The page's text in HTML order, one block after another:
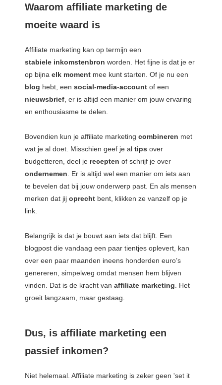
Waarom affiliate marketing de
moeite waard is
Affiliate marketing kan op termijn een
stabiele inkomstenbron worden. Het fijne is dat je er
op bijna elk moment mee kunt starten. Of je nu een
blog hebt, een social-media-account of een
nieuwsbrief , er is altijd een manier om jouw ervaring
en enthousiasme te delen.
Bovendien kun je affiliate marketing combineren met
wat je al doet. Misschien geef je al tips over
budgetteren, deel je recepten of schrijf je over
ondernemen . Er is altijd wel een manier om iets aan
te bevelen dat bij jouw onderwerp past. En als mensen
merken dat jij oprecht bent, klikken ze vanzelf op je
link.
Belangrijk is dat je bouwt aan iets dat blijft. Een
blogpost die vandaag een paar tientjes oplevert, kan
over een paar maanden ineens honderden euro’s
genereren, simpelweg omdat mensen hem blijven
vinden. Dat is de kracht van affiliate marketing . Het
groeit langzaam, maar gestaag.
Dus, is affiliate marketing een
passief inkomen?
Niet helemaal. Affiliate marketing is zeker geen 'set it